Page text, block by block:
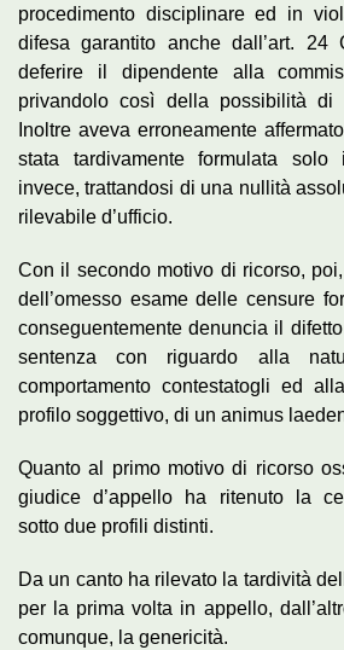
procedimento disciplinare ed in
difesa garantito anche dall’art. 24
deferire il dipendente alla
privandolo così della possibilità di
Inoltre aveva erroneamente
stata tardivamente formulata
invece, trattandosi di una nullità
rilevabile d’ufficio.
Con il secondo motivo di ricorso,
dell’omesso esame delle censure
conseguentemente denuncia il
sentenza con riguardo alla
comportamento contestatogli ed
profilo soggettivo, di un animus
Quanto al primo motivo di ricorso
giudice d’appello ha ritenuto la
sotto due profili distinti.
Da un canto ha rilevato la tardività
per la prima volta in appello,
comunque, la genericità.